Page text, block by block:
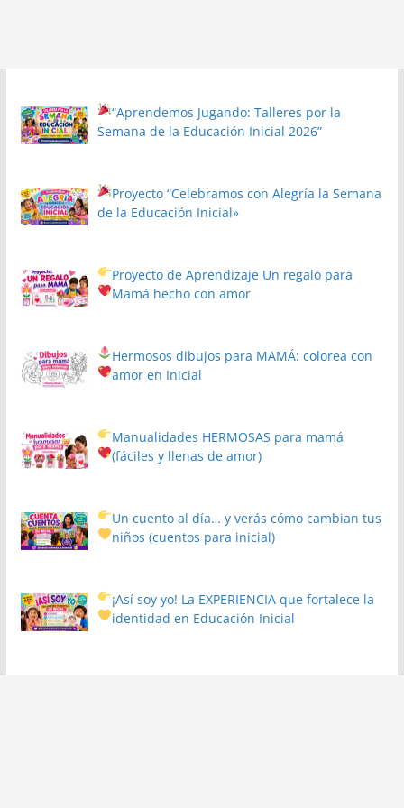
“Aprendemos Jugando: Talleres por la
Semana de la Educación Inicial 2026”
Proyecto“Celebramos con Alegría la Semana
de la Educación Inicial»
Proyecto de Aprendizaje Un regalo para
Mamá hecho con amor
Hermosos dibujos para MAMÁ: colorea con
amor en Inicial
Manualidades HERMOSAS para mamá
(fáciles y llenas de amor)
Un cuento al día… y verás cómo cambian tus
niños(cuentos para inicial)
¡Así soy yo! La EXPERIENCIA que fortalece la
identidad en Educación Inicial